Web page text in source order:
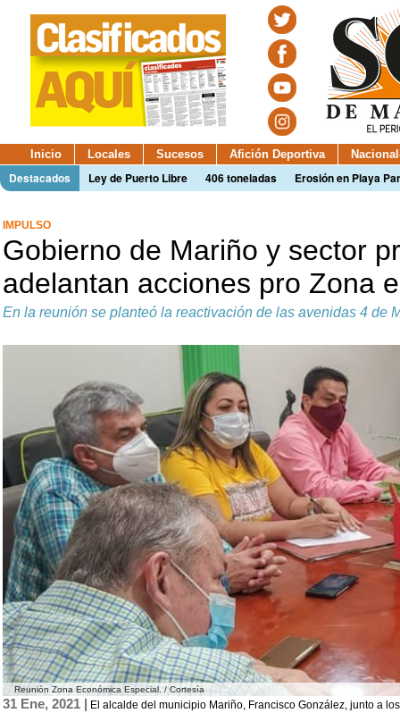
Inicio Locales Sucesos Afición Deportiva
Destacados Ley de Puerto Libre 406 toneladas Erosión en Playa
IMPULSO
Gobierno de Mariño y sector
adelantan acciones pro Zona
En la reunión se planteó la reactivación de las avenidas 4 de
Reunión Zona Económica Especial. / Cortesía
31 Ene, 2021 | El alcalde del municipio Mariño, Francisco González, junto a